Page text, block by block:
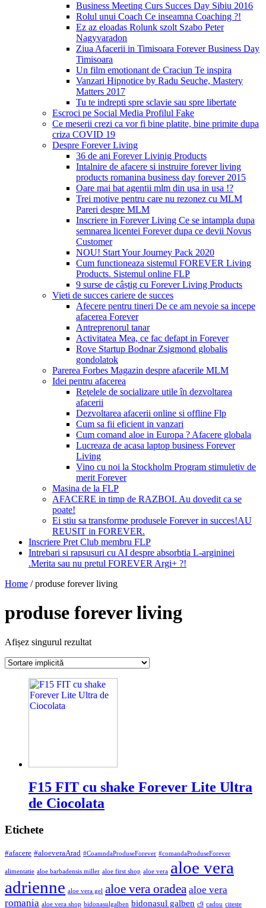
Business Meeting Curs Succes Day Sibiu 2016
Rolul unui Coach Ce inseamna Coaching ?!
Ez az eloadas Rolunk szolt Szabo Peter
Nagyvaradon
Ziua Afacerii in Timisoara Forever Business Day
Timisoara
Un film emotionant de Craciun Te inspira
Vanzari Hipnotice by Radu Seuche, Mastery
Matters 2017
Tu te indrepti spre sclavie sau spre libertate
Escroci pe Social Media Profilul Fake
Ce meserii crezi ca vor fi bine platite, bine primite dupa
criza COVID 19
Despre Forever Living
36 de ani Forever Livinig Products
Intalnire de afacere si instruire forever living
products romanina business day forever 2015
Oare mai bat agentii mlm din usa in usa !?
Trei motive pentru care nu rezonez cu MLM
Pareri despre MLM
Inscriere in Forever Living Ce se intampla dupa
semnarea licentei Forever dupa ce devii Novus
Customer
NOU! Start Your Journey Pack 2020
Cum functioneaza sistemul FOREVER Living
Products. Sistemul online FLP
9 surse de câștig cu Forever Living Products
Vieti de succes cariere de succes
Afecere pentru tineri De ce am nevoie sa incepe
afacerea Forever
Antreprenorul tanar
Activitatea Mea, ce fac defapt in Forever
Rove Startup Bodnar Zsigmond globalis
gondolatok
Parerea Forbes Magazin despre afacerile MLM
Idei pentru afacerea
Reţelele de socializare utile în dezvoltarea
afacerii
Dezvoltarea afacerii online si offline Flp
Cum sa fii eficient in vanzari
Cum comand aloe in Europa ? Afacere globala
Lucreaza de acasa laptop business Forever
Living
Vino cu noi la Stockholm Program stimuletiv de
merit Forever
Masina de la FLP
AFACERE in timp de RAZBOI. Au dovedit ca se
poate!
Ei stiu sa transforme produsele Forever in succes!AU
REUSIT in FOREVER.
Inscriere Pret Club membru FLP
Intrebari si rapsusuri cu AI despre absorbtia L-argininei
.Merita sau nu pretul FOREVER Argi+ ?!
Home / produse forever living
produse forever living
Afișez singurul rezultat
F15 FIT cu shake Forever Lite Ultra
de Ciocolata
Etichete
#afacere #aloeveraArad #CoamndaProduseForever #comandaProduseForever
alimentatie aloe barbadensis miller aloe first shop aloe vera aloe vera
adrienne aloe vera gel aloe vera oradea aloe vera
romania aloe vera shop bidonasulgalben bidonasul galben c9 cadou citeste